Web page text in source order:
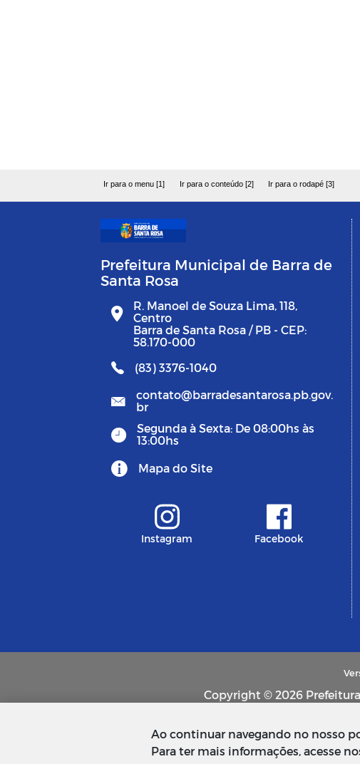
Ir para o menu [1] Ir para o conteúdo [2] Ir para o rodapé [3]
Prefeitura Municipal de Barra de
Santa Rosa
R. Manoel de Souza Lima, 118,
Centro
Barra de Santa Rosa / PB - CEP:
58.170-000
(83) 3376-1040
contato@barradesantarosa.pb.gov.
br
Segunda à Sexta: De 08:00hs às
13:00hs
Mapa do Site
Instagram Facebook
Copyright © 2026
Ao continuar navegando no nosso
Para ter mais informações, acesse